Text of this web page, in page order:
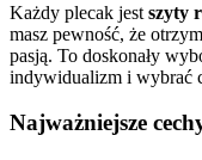
Każdy plecak jest szyty
masz pewność, że
pasją. To doskonały
indywidualizm i wybrać
Najważniejsze